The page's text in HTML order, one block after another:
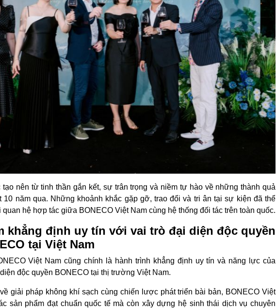
nên từ tinh thần gắn kết, sự trân trọng và niềm tự hào về những thành quả
10 năm qua. Những khoảnh khắc gặp gỡ, trao đổi và tri ân tại sự kiện đã thể
hệ hợp tác giữa BONECO Việt Nam cùng hệ thống đối tác trên toàn quốc.
khẳng định uy tín với vai trò đại diện độc quyền
tại Việt Nam
Việt Nam cũng chính là hành trình khẳng định uy tín và năng lực của
độc quyền BONECO tại thị trường Việt Nam.
giải pháp không khí sạch cùng chiến lược phát triển bài bản, BONECO Việt
sản phẩm đạt chuẩn quốc tế mà còn xây dựng hệ sinh thái dịch vụ chuyên